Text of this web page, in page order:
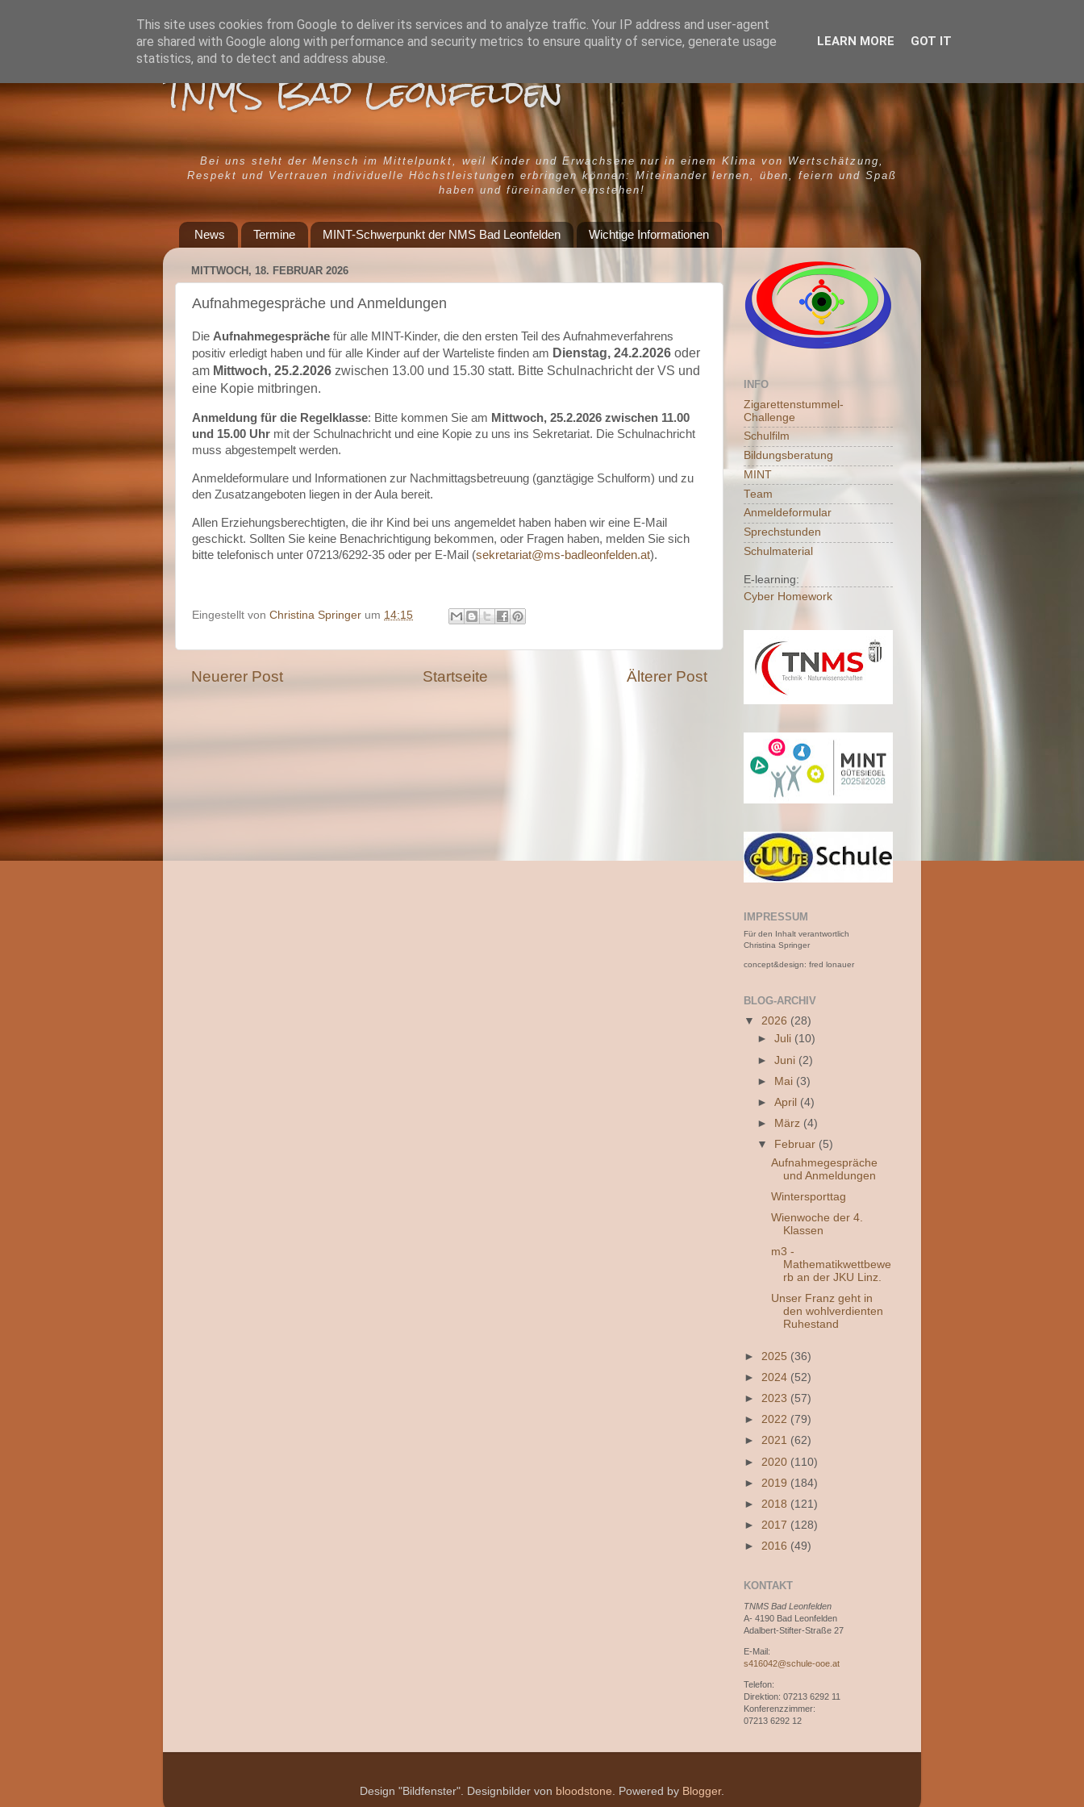
TNMS Bad Leonfelden
Bei uns steht der Mensch im Mittelpunkt, weil Kinder und Erwachsene nur in einem Klima von Wertschätzung,
Respekt und Vertrauen individuelle Höchstleistungen erbringen können: Miteinander lernen, üben, feiern und Spaß
haben und füreinander einstehen!
News Termine MINT-Schwerpunkt der NMS Bad Leonfelden Wichtige Informationen
MITTWOCH, 18. FEBRUAR 2026
Aufnahmegespräche und Anmeldungen
Die Aufnahmegespräche für alle MINT-Kinder, die den ersten Teil des Aufnahmeverfahrens
positiv erledigt haben und für alle Kinder auf der Warteliste finden am Dienstag, 24.2.2026 oder
am Mittwoch, 25.2.2026 zwischen 13.00 und 15.30 statt. Bitte Schulnachricht der VS und
eine Kopie mitbringen.
Anmeldung für die Regelklasse: Bitte kommen Sie am Mittwoch, 25.2.2026 zwischen 11.00
und 15.00 Uhr mit der Schulnachricht und eine Kopie zu uns ins Sekretariat. Die Schulnachricht
muss abgestempelt werden.
Anmeldeformulare und Informationen zur Nachmittagsbetreuung (ganztägige Schulform) und zu
den Zusatzangeboten liegen in der Aula bereit.
Allen Erziehungsberechtigten, die ihr Kind bei uns angemeldet haben haben wir eine E-Mail
geschickt. Sollten Sie keine Benachrichtigung bekommen, oder Fragen haben, melden Sie sich
bitte telefonisch unter 07213/6292-35 oder per E-Mail (sekretariat@ms-badleonfelden.at).
Eingestellt von Christina Springer um 14:15
Neuerer Post Älterer Post
Startseite
INFO
Zigarettenstummel-
Challenge
Schulfilm
Bildungsberatung
MINT
Team
Anmeldeformular
Sprechstunden
Schulmaterial
E-learning:
Cyber Homework
IMPRESSUM
Für den Inhalt verantwortlich
Christina Springer
concept&design: fred lonauer
BLOG-ARCHIV
▼ 2026 (28)
►Juli (10)
►Juni (2)
► Mai (3)
►April (4)
►
März (4)
▼
Februar (5)
Aufnahmegespräche
und Anmeldungen
Wintersporttag
Wienwoche der 4.
Klassen
m3 -
Mathematikwettbewe
rb an der JKU Linz.
Unser Franz geht in
den wohlverdienten
Ruhestand
► 2025 (36)
► 2024 (52)
► 2023 (57)
► 2022 (79)
► 2021 (62)
► 2020 (110)
► 2019 (184)
► 2018 (121)
► 2017 (128)
► 2016 (49)
KONTAKT
TNMS Bad Leonfelden
A- 4190 Bad Leonfelden
Adalbert-Stifter-Straße 27
E-Mail:
s416042@schule-ooe.at
Telefon:
Direktion: 07213 6292 11
Konferenzzimmer:
07213 6292 12
Design "Bildfenster". Designbilder von bloodstone . Powered by Blogger.
This site uses cookies from Google to deliver its services and to analyze traffic. Your IP address and user-agent
are shared with Google along with performance and security metrics to ensure quality of service, generate usage
statistics, and to detect and address abuse.
LEARN MORE GOT IT